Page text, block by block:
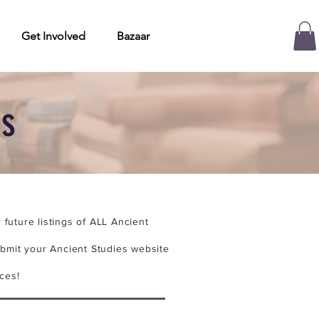
Get Involved Bazaar
listings of ALL Ancient
your Ancient Studies website